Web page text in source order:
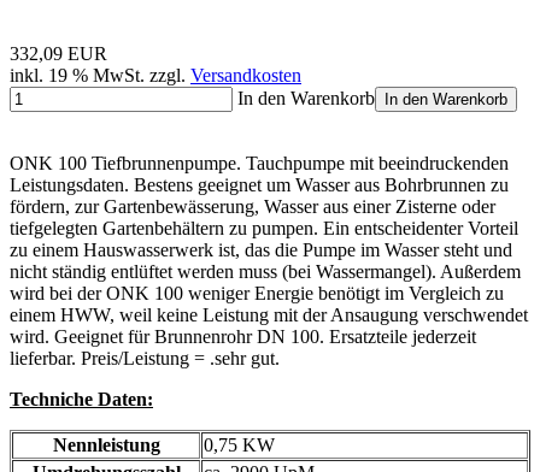
332,09 EUR
inkl. 19 % MwSt. zzgl. Versandkosten
In den Warenkorb
In den Warenkorb
ONK 100 Tiefbrunnenpumpe. Tauchpumpe mit beeindruckenden
Leistungsdaten. Bestens geeignet um Wasser aus Bohrbrunnen zu
fördern, zur Gartenbewässerung, Wasser aus einer Zisterne oder
tiefgelegten Gartenbehältern zu pumpen. Ein entscheidenter Vorteil
zu einem Hauswasserwerk ist, das die Pumpe im Wasser steht und
nicht ständig entlüftet werden muss (bei Wassermangel). Außerdem
wird bei der ONK 100 weniger Energie benötigt im Vergleich zu
einem HWW, weil keine Leistung mit der Ansaugung verschwendet
wird. Geeignet für Brunnenrohr DN 100. Ersatzteile jederzeit
lieferbar. Preis/Leistung = .sehr gut.
Techniche Daten:
Nennleistung
0,75 KW